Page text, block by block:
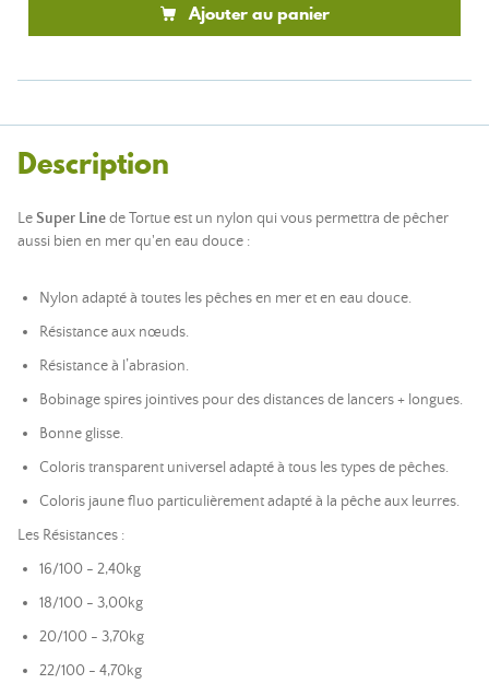
Ajouter au panier
Description
LeSuper Linede Tortue est un nylon qui vous permettra de pêcher
aussi bien en mer qu'en eau douce :
Nylon adapté à toutes les pêches en mer et en eau douce.
Résistance aux nœuds.
Résistance à l’abrasion.
Bobinage spires jointives pour des distances de lancers + longues.
Bonne glisse.
Coloris transparent universel adapté à tous les types de pêches.
Coloris jaune fluo particulièrement adapté à la pêche aux leurres.
Les Résistances :
16/100 - 2,40kg
18/100 - 3,00kg
20/100 - 3,70kg
22/100 - 4,70kg